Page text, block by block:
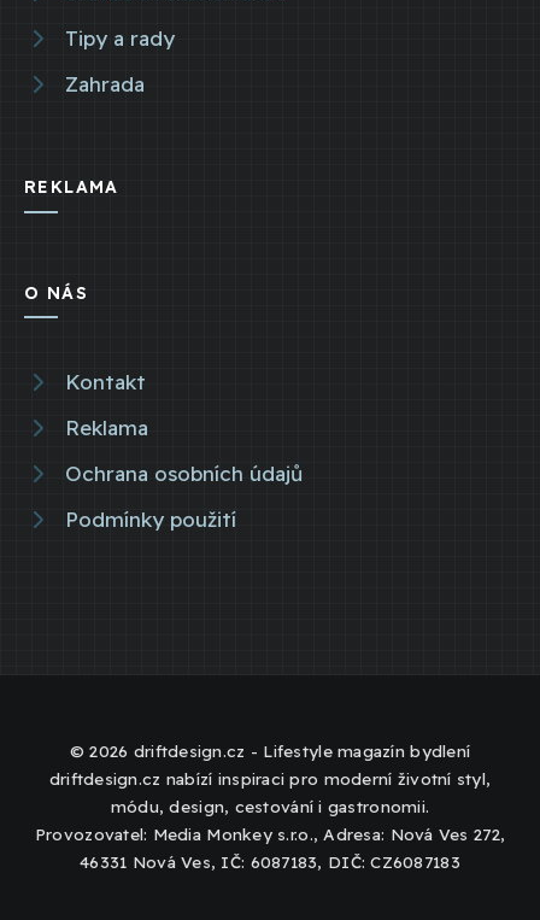
Tipy a rady
Zahrada
REKLAMA
O NÁS
Kontakt
Reklama
Ochrana osobních údajů
Podmínky použití
© 2026 driftdesign.cz - Lifestyle magazín bydlení
driftdesign.cz nabízí inspiraci pro moderní životní styl,
módu, design, cestování i gastronomii.
Provozovatel: Media Monkey s.r.o., Adresa: Nová Ves 272,
46331 Nová Ves, IČ: 6087183, DIČ: CZ6087183